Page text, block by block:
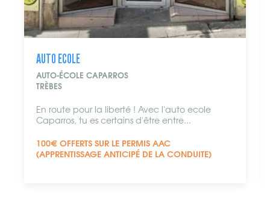
AUTO ECOLE
AUTO-ÉCOLE CAPARROS
TRÈBES
En route pour la liberté ! Avec l'auto ecole
Caparros, tu es certains d'être entre...
100€ OFFERTS SUR LE PERMIS AAC
(APPRENTISSAGE ANTICIPÉ DE LA CONDUITE)